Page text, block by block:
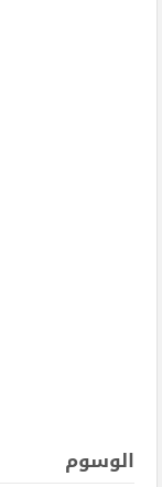
الوسوم